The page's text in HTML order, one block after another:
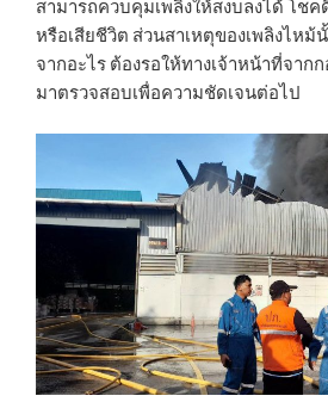
สามารถควบคุมเพลิงให้สงบลงได้ โช
หรือเสียชีวิต ส่วนสาเหตุของเพลิงไหม้
จากอะไร ต้องรอให้ทางเจ้าหน้าที่จาก
มาตรวจสอบเพื่อความชัดเจนต่อไป